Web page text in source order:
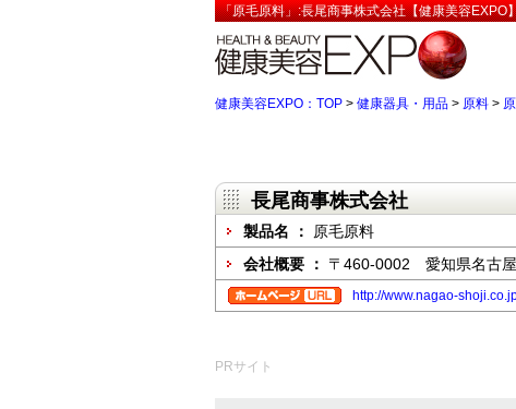
「原毛原料」:長尾商事株式会社【健康美容EXPO
健康美容EXPO：TOP > 健康器具・用品 > 原料 >
長尾商事株式会社
製品名 ：
原毛原料
会社概要 ： 〒460-0002 愛知県名古
http://www.nagao-
PRサイト